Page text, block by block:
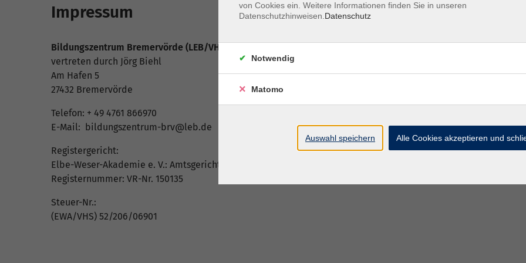
Impressum
Bildungszentrum Bremervörde (LEB/VHS)
vertreten durch Jörg Biehl
Am Hafen 5
27432 Bremervörde
Telefon: + 49 4761 866970
E-Mail: bildungszentrum-brv@leb.de
Registergericht:
Elbe-Weser-Akademie e. V.: Amtsgericht Tostedt
Registernummer: VR-Nr. 150135
Steuer-Nr.:
(EWA/VHS) 52/206/06901
von Cookies ein. Weitere Informationen finden Sie in unseren
Datenschutzhinweisen. Datenschutz
Notwendig
Matomo
Auswahl speichern Alle Cookies akzeptieren und